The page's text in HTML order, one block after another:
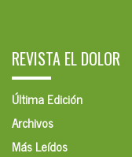
REVISTA EL DOLOR
Última Edición
Archivos
Más Leídos